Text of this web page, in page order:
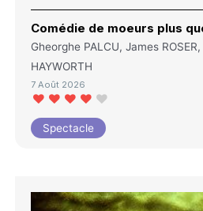
Comédie de moeurs plus
Gheorghe PALCU, James
HAYWORTH
7 Août 2026
Spectacle